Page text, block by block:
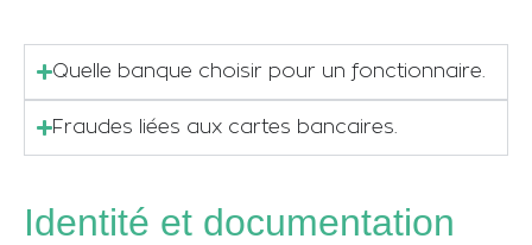
Quelle banque choisir pour un fonctionnaire.
Fraudes liées aux cartes bancaires.
Identité et documentation